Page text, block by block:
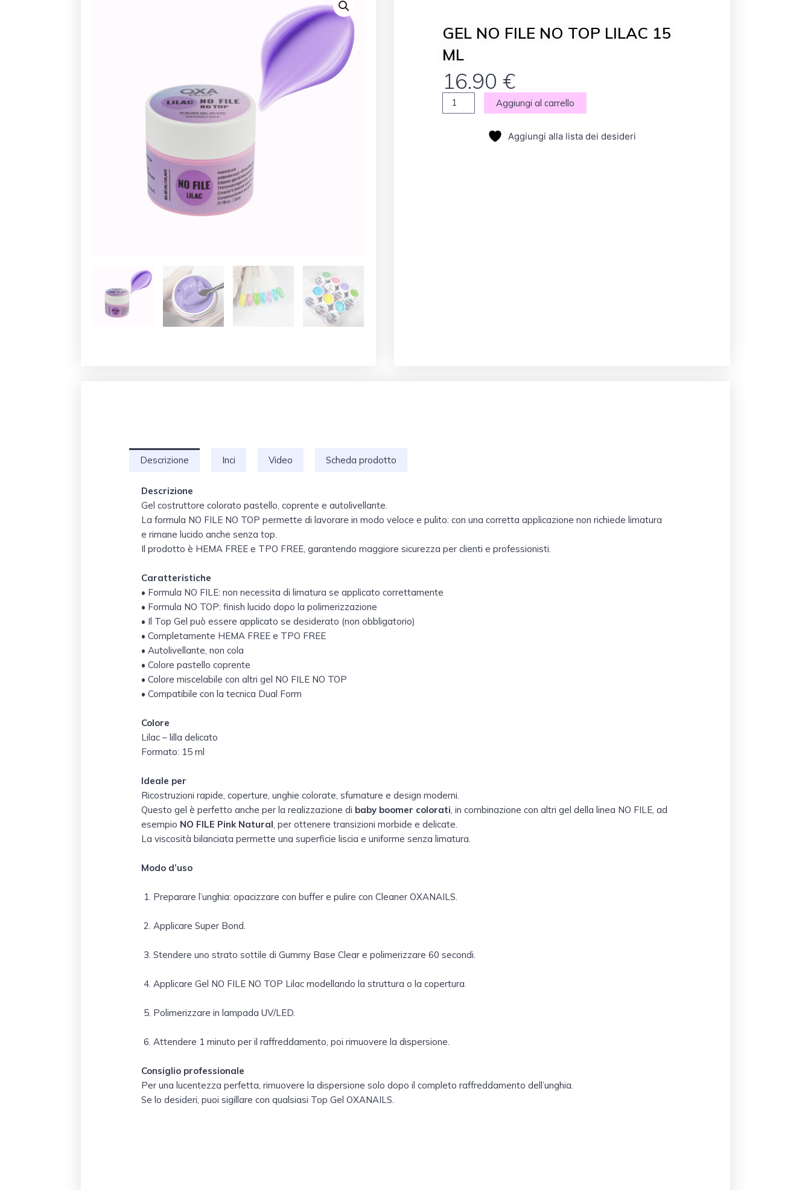
GEL NO FILE NO TOP LILAC 15
ML
16.90 €
GEL
NO
Aggiungi al carrello
Aggiungi alla lista dei desideri
Descrizione Inci Video Scheda prodotto
Descrizione
Gel costruttore colorato pastello, coprente e autolivellante.
La formula NO FILE NO TOP permette di lavorare in modo veloce e pulito: con una corretta applicazione non richiede limatura
e rimane lucido anche senza top.
Il prodotto è HEMA FREE e TPO FREE, garantendo maggiore sicurezza per clienti e professionisti.
Caratteristiche
• Formula NO FILE: non necessita di limatura se applicato correttamente
• Formula NO TOP: finish lucido dopo la polimerizzazione
• Il Top Gel può essere applicato se desiderato (non obbligatorio)
• Completamente HEMA FREE e TPO FREE
• Autolivellante, non cola
• Colore pastello coprente
• Colore miscelabile con altri gel NO FILE NO TOP
• Compatibile con la tecnica Dual Form
Colore
Lilac – lilla delicato
Formato: 15 ml
Ideale per
Ricostruzioni rapide, coperture, unghie colorate, sfumature e design moderni.
Questo gel è perfetto anche per la realizzazione di baby boomer colorati, in combinazione con altri gel della linea NO FILE, ad
esempio NO FILE Pink Natural, per ottenere transizioni morbide e delicate.
La viscosità bilanciata permette una superficie liscia e uniforme senza limatura.
Modo d’uso
Preparare l’unghia: opacizzare con buffer e pulire con Cleaner OXANAILS.
Applicare Super Bond.
Stendere uno strato sottile di Gummy Base Clear e polimerizzare 60 secondi.
Applicare Gel NO FILE NO TOP Lilac modellando la struttura o la copertura.
Polimerizzare in lampada UV/LED.
Attendere 1 minuto per il raffreddamento, poi rimuovere la dispersione.
Consiglio professionale
Per una lucentezza perfetta, rimuovere la dispersione solo dopo il completo raffreddamento dell’unghia.
Se lo desideri, puoi sigillare con qualsiasi Top Gel OXANAILS.